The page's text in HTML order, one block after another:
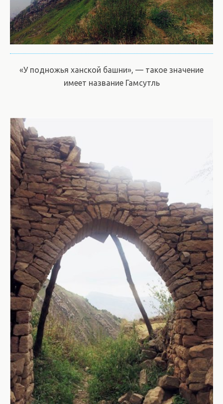
«У подножья ханской башни», — такое значение
имеет название Гамсутль